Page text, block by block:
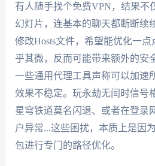
有人随手找个免费VPN，结果不
幻灯片，连基本的聊天都断断续
修改Hosts文件，希望能优化一
乎其微，反而可能带来额外的安
一些通用代理工具声称可以加速
效果不稳定。玩永劫无间时信号
星穹铁道莫名闪退、或者在登录
户异常...这些困扰，本质上是因
包进行专门的路径优化。